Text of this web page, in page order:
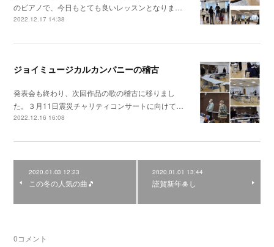
のピアノで、今日もとても良いレッスンとなりま…
2022.12.17 14:38
ジョイミュージカルカンパニーの稽古
発表会も終わり、次回作品の歌の稽古に移りまし
た。３月11日震災チャリティコンサートに向けて…
2022.12.16 16:08
2020.01.03 12:23
この冬の人気の曲🎵
2020.01.01 13:44
謹賀新年🎍し
0コメント